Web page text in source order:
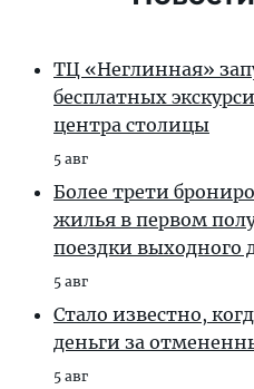
ТЦ «Неглинная»
бесплатных
центра столицы
5 авг
Более трети
жилья в первом
поездки выходного
5 авг
Стало известно,
деньги за
5 авг